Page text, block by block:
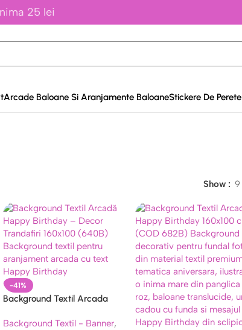
25 lei
Arcade Baloane Si Aranjamente BaloaneStickere De Perete
Show 9
-41%
Background Textil Arcada
Trandafiri 160×100 (640B)
Background Textil - Banner,